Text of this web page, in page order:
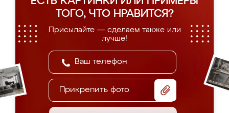
ТОГО, ЧТО НРАВИТСЯ?
Присылайте — сделаем также или
лучше!
Прикрепить фото